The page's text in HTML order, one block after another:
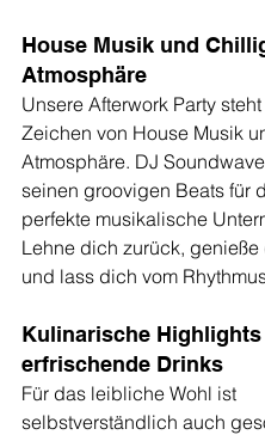
House Musik und
Atmosphäre
Unsere Afterwork Party
Zeichen von House Musik
Atmosphäre. DJ
seinen groovigen Beats für
perfekte musikalische
Lehne dich zurück, genieße
und lass dich vom
Kulinarische Highlights
erfrischende Drinks
Für das leibliche Wohl ist
selbstverständlich auch